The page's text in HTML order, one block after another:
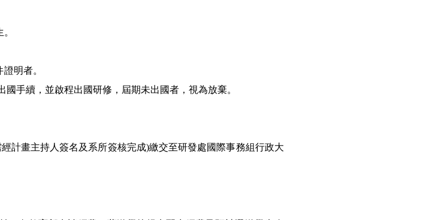
明者。
國手續，並啟程出國研修，屆期未出國者，視為放棄。
經計畫主持人簽名及系所簽核完成)繳交至研發處國際事務組行政大